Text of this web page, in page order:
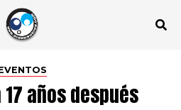
años después